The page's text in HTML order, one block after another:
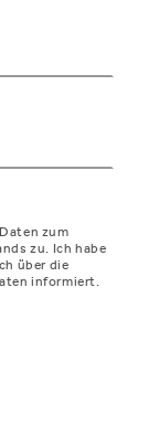
zum
zu. Ich habe
über die
informiert.